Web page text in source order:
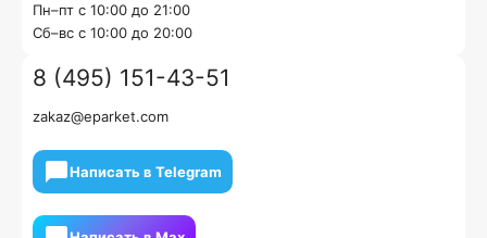
Пн–пт с 10:00 до 21:00
Cб–вс с 10:00 до 20:00
8 (495) 151-43-51
zakaz@eparket.com
Написать в Telegram